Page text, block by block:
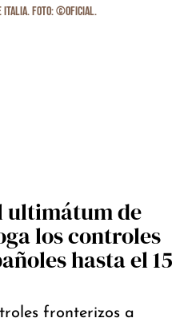
ultimátum de
los controles
hasta el 15
fronterizos a